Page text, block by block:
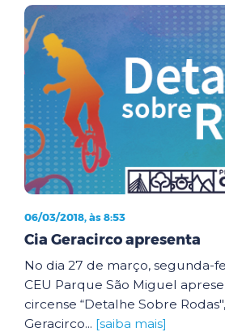
06/03/2018, às 8:53
Cia Geracirco apresenta
No dia 27 de março, segunda-
CEU Parque São Miguel
circense “Detalhe Sobre
Geracirco... [saiba mais]